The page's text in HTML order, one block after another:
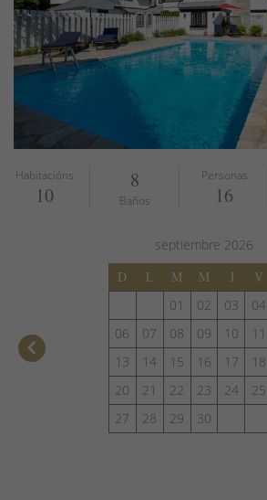
Habitacións
10
8
Baños
Personas
16
keyboard_arrow_left
septiembre 2026
D
L M M J V
01
02 03 04
06
07 08 09 10 11
13
14 15 16 17 18
20
21 22 23 24 25
27
28 29 30